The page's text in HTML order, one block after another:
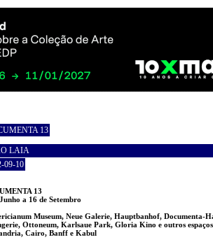
13
LAIA
09-10
13
a 16 de Setembro
Museum, Neue Galerie, Hauptbanhof, Documenta-
Ottoneum, Karlsaue Park, Gloria Kino e outros espaços
Cairo, Banff e Kabul